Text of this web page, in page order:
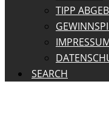
TIPP
SEARCH